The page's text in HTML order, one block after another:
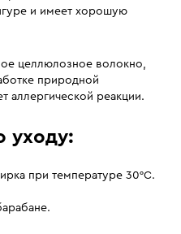
и имеет хорошую
целлюлозное волокно,
природной
аллергической реакции.
уходу:
при температуре 30°С.